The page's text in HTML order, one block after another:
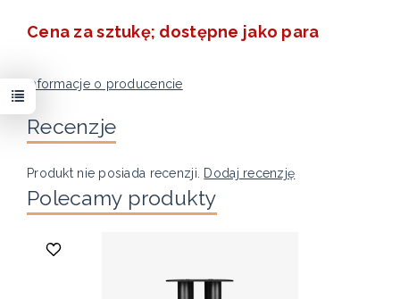
Cena za sztukę; dostępne jako para
Informacje o producencie
Recenzje
Produkt nie posiada recenzji. Dodaj recenzję
Polecamy produkty